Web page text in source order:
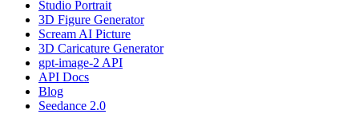
Studio Portrait
3D Figure Generator
Scream AI Picture
3D Caricature Generator
gpt-image-2 API
API Docs
Blog
Seedance 2.0